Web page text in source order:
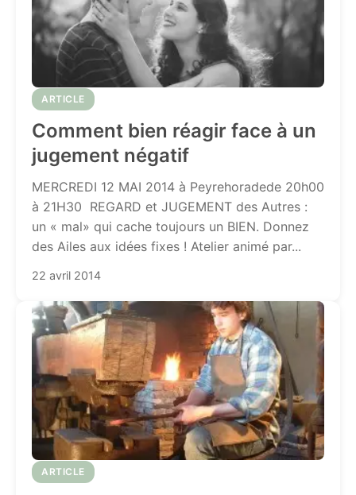
ARTICLE
Comment bien réagir face à un
jugement négatif
MERCREDI 12 MAI 2014 à Peyrehoradede 20h00
à 21H30 REGARD et JUGEMENT des Autres :
un « mal» qui cache toujours un BIEN. Donnez
des Ailes aux idées fixes ! Atelier animé par...
22 avril 2014
ARTICLE